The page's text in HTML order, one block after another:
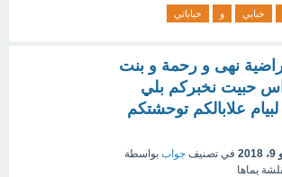
حبابي و حباباتي
نهى و رحمة و بنت
حبيت نخبركم بلي
علابالكم توحشتكم
في تصنيف جواب بواسطة
يماها